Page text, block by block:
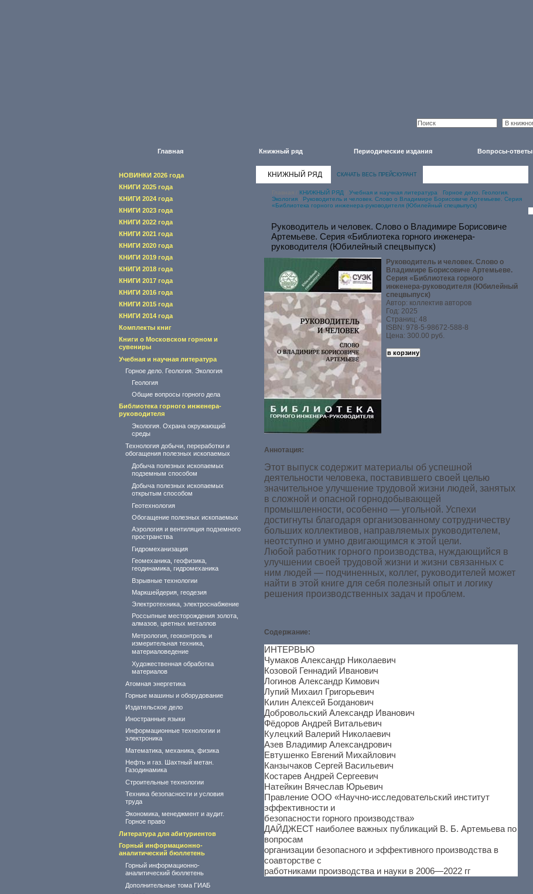
Главная Книжный ряд Периодические издания Вопросы-ответы
НОВИНКИ 2026 года
КНИГИ 2025 года
КНИГИ 2024 года
КНИГИ 2023 года
КНИГИ 2022 года
КНИГИ 2021 года
КНИГИ 2020 года
КНИГИ 2019 года
КНИГИ 2018 года
КНИГИ 2017 года
КНИГИ 2016 года
КНИГИ 2015 года
КНИГИ 2014 года
Комплекты книг
Книги о Московском горном и
сувениры
Учебная и научная литература
Горное дело. Геология. Экология
Геология
Общие вопросы горного дела
Библиотека горного инженера-
руководителя
Экология. Охрана окружающий
среды
Технология добычи, переработки и
обогащения полезных ископаемых
Добыча полезных ископаемых
подземным способом
Добыча полезных ископаемых
открытым способом
Геотехнология
Обогащение полезных ископаемых
Аэрология и вентиляция подземного
пространства
Гидромеханизация
Геомеханика, геофизика,
геодинамика, гидромеханика
Взрывные технологии
Маркшейдерия, геодезия
Электротехника, электроснабжение
Россыпные месторождения золота,
алмазов, цветных металлов
Метрология, геоконтроль и
измерительная техника,
материаловедение
Художественная обработка
материалов
Атомная энергетика
Горные машины и оборудование
Издательское дело
Иностранные языки
Информационные технологии и
электроника
Математика, механика, физика
Нефть и газ. Шахтный метан.
Газодинамика
Строительные технологии
Техника безопасности и условия
труда
Экономика, менеджмент и аудит.
Горное право
Литература для абитуриентов
Горный информационно-
аналитический бюллетень
Горный информационно-
аналитический бюллетень
Дополнительные тома ГИАБ
КНИЖНЫЙ РЯД СКАЧАТЬ ВЕСЬ ПРЕЙСКУРАНТ
КНИЖНЫЙ РЯД Учебная и научная литература
Горное дело. Геология.
Экология
Руководитель и человек. Слово о Владимире Борисовиче Артемьеве. Серия
«Библиотека горного инженера-руководителя (Юбилейный спецвыпуск)
Руководитель и человек. Слово о Владимире Борисовиче
Артемьеве. Серия «Библиотека горного инженера-
руководителя (Юбилейный спецвыпуск)
Руководитель и человек. Слово о
Владимире Борисовиче Артемьеве.
Серия «Библиотека горного
инженера-руководителя (Юбилейный
спецвыпуск)
Автор: коллектив авторов
Год: 2025
Страниц: 48
ISBN: 978-5-98672-588-8
Цена: 300.00 руб.
Аннотация:
Этот выпуск содержит материалы об успешной
деятельности человека, поставившего своей целью
значительное улучшение трудовой жизни людей, занятых
в сложной и опасной горнодобывающей
промышленности, особенно — угольной. Успехи
достигнуты благодаря организованному сотрудничеству
больших коллективов, направляемых руководителем,
неотступно и умно двигающимся к этой цели.
Любой работник горного производства, нуждающийся в
улучшении своей трудовой жизни и жизни связанных с
ним людей — подчиненных, коллег, руководителей может
найти в этой книге для себя полезный опыт и логику
решения производственных задач и проблем.
Содержание:
ИНТЕРВЬЮ
Чумаков Александр Николаевич
Козовой Геннадий Иванович
Логинов Александр Кимович
Лупий Михаил Григорьевич
Килин Алексей Богданович
Добровольский Александр Иванович
Фёдоров Андрей Витальевич
Кулецкий Валерий Николаевич
Азев Владимир Александрович
Евтушенко Евгений Михайлович
Канзычаков Сергей Васильевич
Костарев Андрей Сергеевич
Натейкин Вячеслав Юрьевич
Правление ООО «Научно-исследовательский институт
эффективности и
безопасности горного производства»
ДАЙДЖЕСТ наиболее важных публикаций В. Б. Артемьева по
вопросам
организации безопасного и эффективного производства в
соавторстве с
работниками производства и науки в 2006—2022 гг